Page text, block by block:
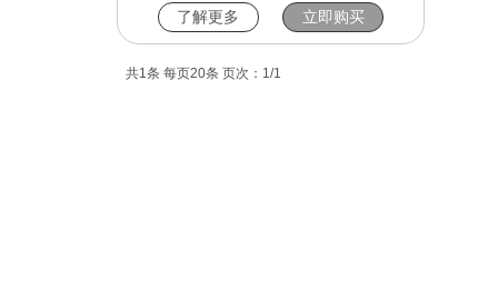
了解更多 立即购买
共1条 每页20条 页次：1/1